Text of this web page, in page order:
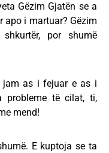
Gëzim Gjatën se a
apo i martuar? Gëzim
por shumë
as i fejuar e as i
të cilat, ti,
mend!
E kuptoja se ta